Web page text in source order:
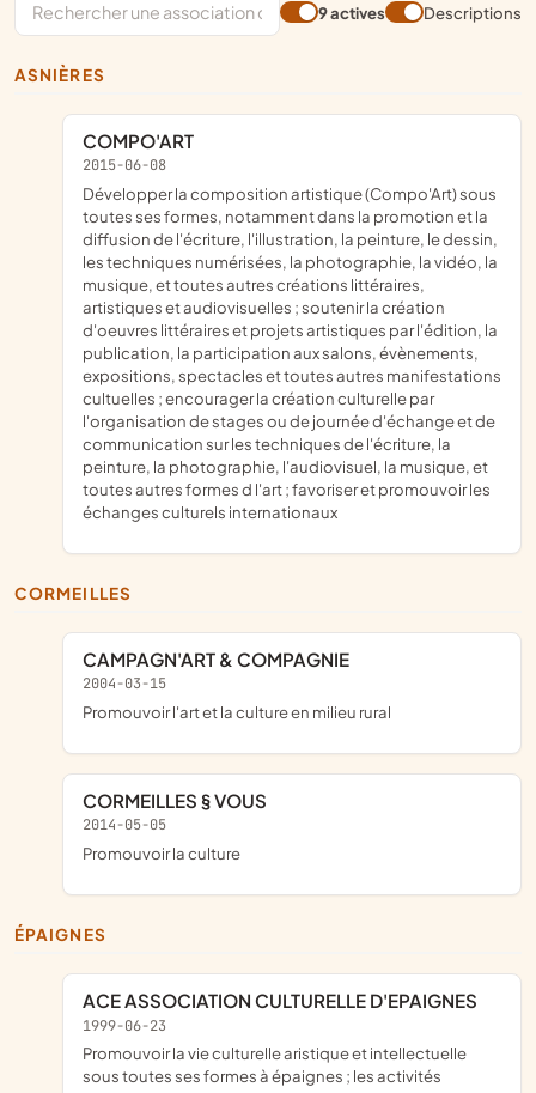
9 actives Descriptions
ASNIÈRES
COMPO'ART
2015-06-08
développer la composition artistique (Compo'Art) sous
toutes ses formes, notamment dans la promotion et la
diffusion de l'écriture, l'illustration, la peinture, le dessin,
les techniques numérisées, la photographie, la vidéo, la
musique, et toutes autres créations littéraires,
artistiques et audiovisuelles ; soutenir la création
d'oeuvres littéraires et projets artistiques par l'édition, la
publication, la participation aux salons, évènements,
expositions, spectacles et toutes autres manifestations
cultuelles ; encourager la création culturelle par
l'organisation de stages ou de journée d'échange et de
communication sur les techniques de l'écriture, la
peinture, la photographie, l'audiovisuel, la musique, et
toutes autres formes d l'art ; favoriser et promouvoir les
échanges culturels internationaux
CORMEILLES
CAMPAGN'ART & COMPAGNIE
2004-03-15
promouvoir l'art et la culture en milieu rural
CORMEILLES § VOUS
2014-05-05
promouvoir la culture
ÉPAIGNES
ACE ASSOCIATION CULTURELLE D'EPAIGNES
1999-06-23
promouvoir la vie culturelle aristique et intellectuelle
sous toutes ses formes à épaignes ; les activités